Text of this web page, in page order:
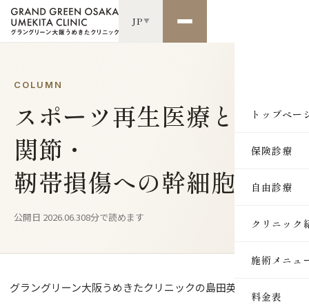
JP▼
トップペー
保険診療
自由診療
クリニック
施術メニュ
SKIN
料金表
COLUMN
スポーツ再生医療とは？
関節・
靭帯損傷への幹細胞治療
公開日 2026.06.308分で読めます
グラングリーン大阪うめきたクリニックの島田英徳です。